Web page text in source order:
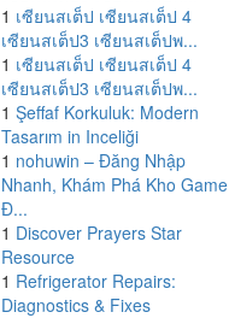
1 เซียนสเต็ป เซียนสเต็ป 4
เซียนสเต็ป3 เซียนสเต็ปพ...
1 เซียนสเต็ป เซียนสเต็ป 4
เซียนสเต็ป3 เซียนสเต็ปพ...
1 Şeffaf Korkuluk: Modern
Tasarım in Inceliği
1 nohuwin – Đăng Nhập
Nhanh, Khám Phá Kho Game
Đ...
1 Discover Prayers Star
Resource
1 Refrigerator Repairs:
Diagnostics & Fixes